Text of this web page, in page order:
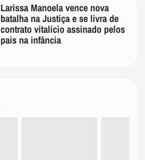
Larissa Manoela vence nova
batalha na Justiça e se livra de
contrato vitalício assinado pelos
pais na infância